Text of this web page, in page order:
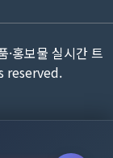
홍보물 실시간 트
reserved.